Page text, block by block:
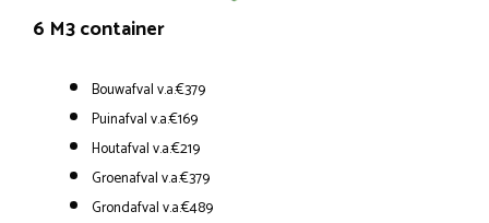
6 M3 container
Bouwafval v.a.€379
Puinafval v.a.€169
Houtafval v.a.€219
Groenafval v.a.€379
Grondafval v.a.€489